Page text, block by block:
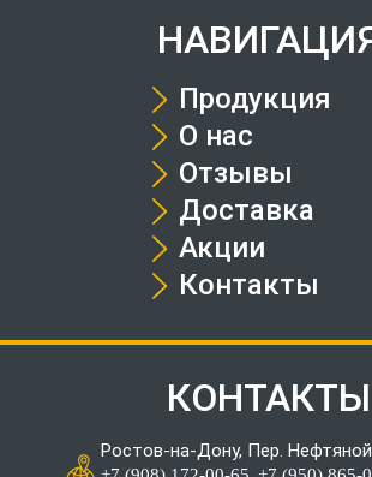
Продукция
О нас
Отзывы
Доставка
Акции
Контакты
КОНТАКТЫ
Ростов-на-Дону, Пер.